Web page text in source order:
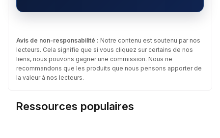
Avis de non-responsabilité : Notre contenu est soutenu par nos
lecteurs. Cela signifie que si vous cliquez sur certains de nos
liens, nous pouvons gagner une commission. Nous ne
recommandons que les produits que nous pensons apporter de
la valeur à nos lecteurs.
Ressources populaires